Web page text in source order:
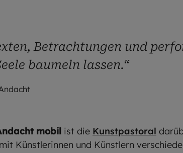
Betrachtungen und
baumeln lassen.“
mobil ist die Kunstpastoral
Künstlerinnen und Künstlern